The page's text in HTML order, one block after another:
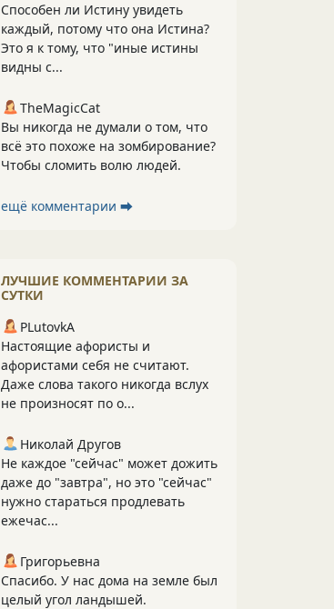
Способен ли Истину увидеть
каждый, потому что она Истина?
Это я к тому, что "иные истины
видны с...
TheMagicCat
Вы никогда не думали о том, что
всё это похоже на зомбирование?
Чтобы сломить волю людей.
ещё комментарии ⮕
ЛУЧШИЕ КОММЕНТАРИИ ЗА
СУТКИ
PLutоvkА
Настоящие афористы и
афористами себя не считают.
Даже слова такого никогда вслух
не произносят по о...
Николай Другов
Не каждое "сейчас" может дожить
даже до "завтра", но это "сейчас"
нужно стараться продлевать
ежечас...
Григорьевна
Спасибо. У нас дома на земле был
целый угол ландышей.